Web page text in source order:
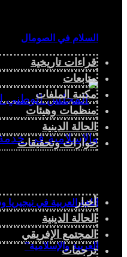
السلام في الصومال
اللغة العربية في
العربية والإسلامية”
قراءات تاريخية
متابعات
مكتبة الملفات
منظمات وهيئات
الحالة الدينية
حوارات وتحقيقات
أخبار
الحالة الدينية
المجتمع الإفريقي
ترجمات